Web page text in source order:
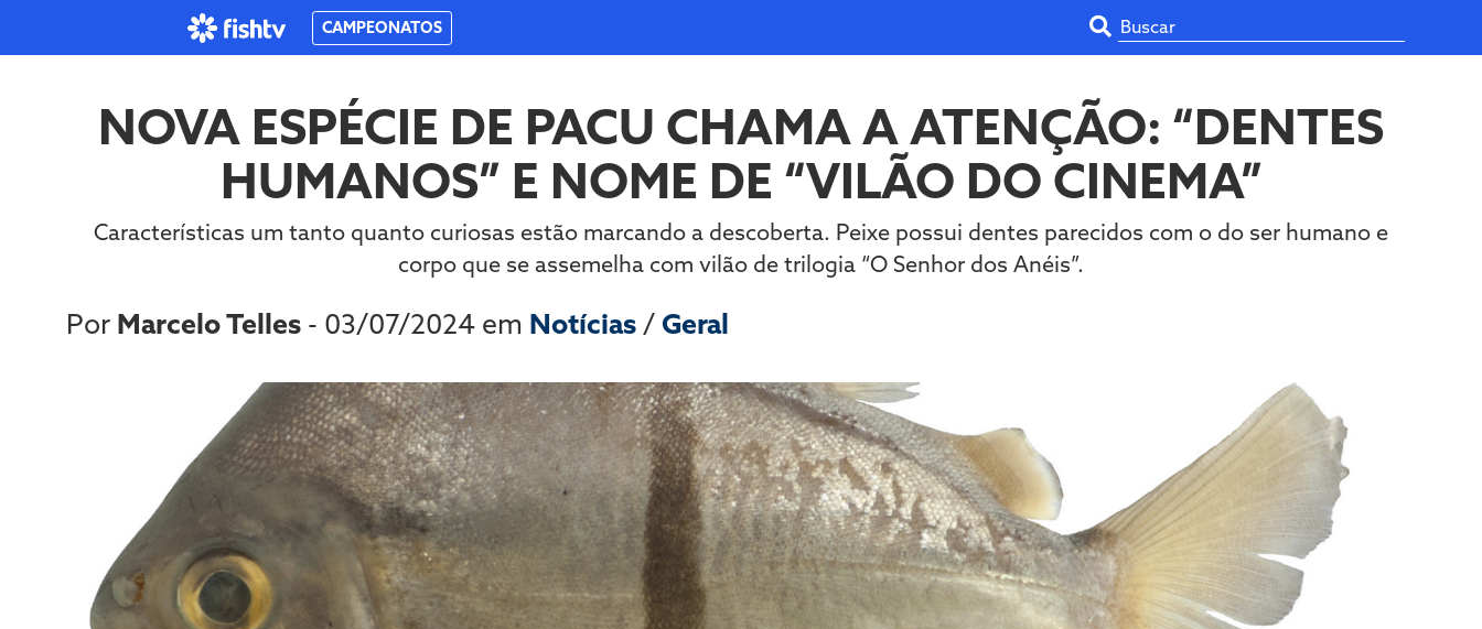
CAMPEONATOS
NOVA ESPÉCIE DE PACU CHAMA A ATENÇÃO: “DENTES
HUMANOS” E NOME DE “VILÃO DO CINEMA”
Características um tanto quanto curiosas estão marcando a descoberta. Peixe possui dentes parecidos com o do ser humano e
corpo que se assemelha com vilão de trilogia “O Senhor dos Anéis”.
Por Marcelo Telles - 03/07/2024 em Notícias/Geral